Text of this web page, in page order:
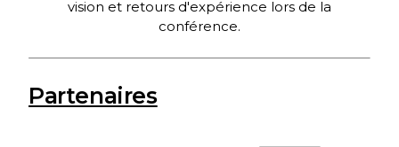
vision et retours d'expérience lors de la
conférence.
Partenaires